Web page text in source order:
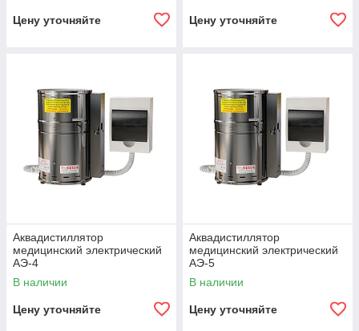
Цену уточняйте Цену уточняйте
Аквадистиллятор
медицинский электрический
АЭ-4
В наличии
Цену уточняйте
Аквадистиллятор
медицинский электрический
АЭ-5
В наличии
Цену уточняйте